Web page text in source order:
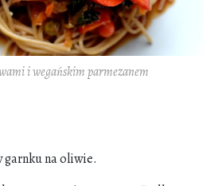
i wegańskim parmezanem
garnku na oliwie.